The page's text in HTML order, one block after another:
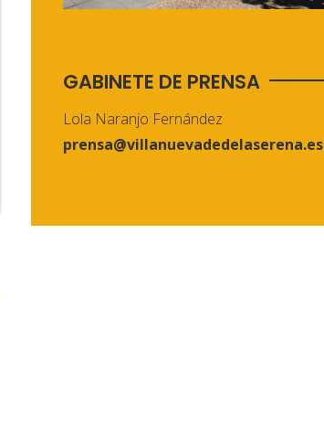
GABINETE DE PRENSA
Lola Naranjo Fernández
prensa@villanuevadedelaserena.es